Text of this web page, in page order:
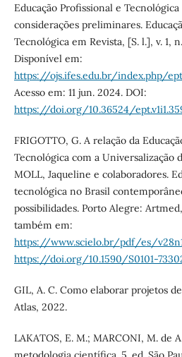
Educação Profissional e
considerações preliminares.
Tecnológica em Revista, [S. l.], v. 1,
Disponível em:
https://ojs.ifes.edu.br/index.php/
Acesso em: 11 jun. 2024. DOI:
https://doi.org/10.36524/
FRIGOTTO, G. A relação da
Tecnológica com a Universalização
MOLL, Jaqueline e colaboradores.
tecnológica no Brasil
possibilidades. Porto Alegre:
também em:
https://www.scielo.br/pdf/es/
https://doi.org/10.1590/S0101-
GIL, A. C. Como elaborar projetos
Atlas, 2022.
LAKATOS, E. M.; MARCONI, M. de